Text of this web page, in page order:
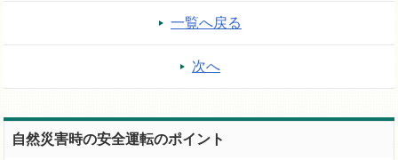
一覧へ戻る
次へ
自然災害時の安全運転のポイント